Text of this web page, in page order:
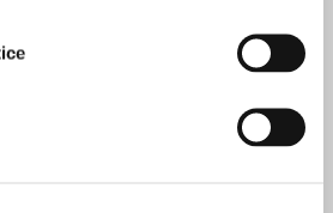
să cânte în rolul lui Cassio
Manur, pe soția lui, Natalia, și
nu există recenzii